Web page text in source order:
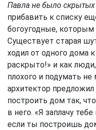
Павла не было скрытых
прибавить к списку
богоугодные, которым
Существует старая
ходил от одного дома
раскрыто!» и как
плохого и подумать не
архитектор
построить дом так,
в него. «Я заплачу
если ты построишь